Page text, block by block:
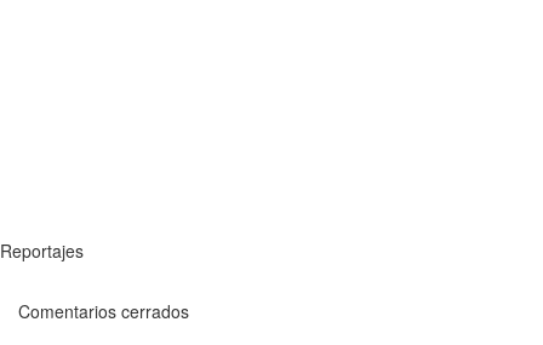
Reportajes
Comentarios cerrados